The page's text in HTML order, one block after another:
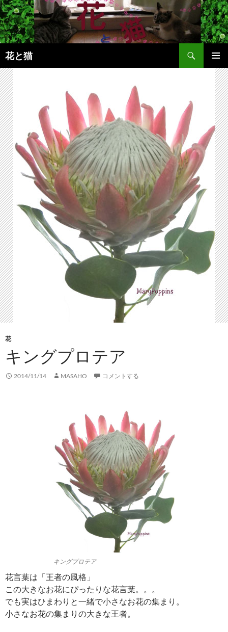
コ
ン
テ
ン
ツ
へ
ス
キ
ッ
プ
花と猫
検
索
メインメ
ニュー
花
キングプロテア
2014/11/14 MASAHO コメントする
キングプロテア
花言葉は「王者の風格」
この大きなお花にぴったりな花言葉。。。
でも実はひまわりと一緒で小さなお花の集まり。
小さなお花の集まりの大きな王者。